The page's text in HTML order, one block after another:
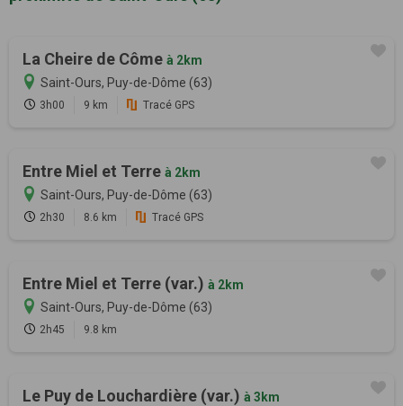
La Cheire de Côme à 2km
Saint-Ours, Puy-de-Dôme (63)
3h00 9 km Tracé GPS
Entre Miel et Terre à 2km
Saint-Ours, Puy-de-Dôme (63)
2h30 8.6 km Tracé GPS
Entre Miel et Terre (var.) à 2km
Saint-Ours, Puy-de-Dôme (63)
2h45 9.8 km
Le Puy de Louchardière (var.) à 3km